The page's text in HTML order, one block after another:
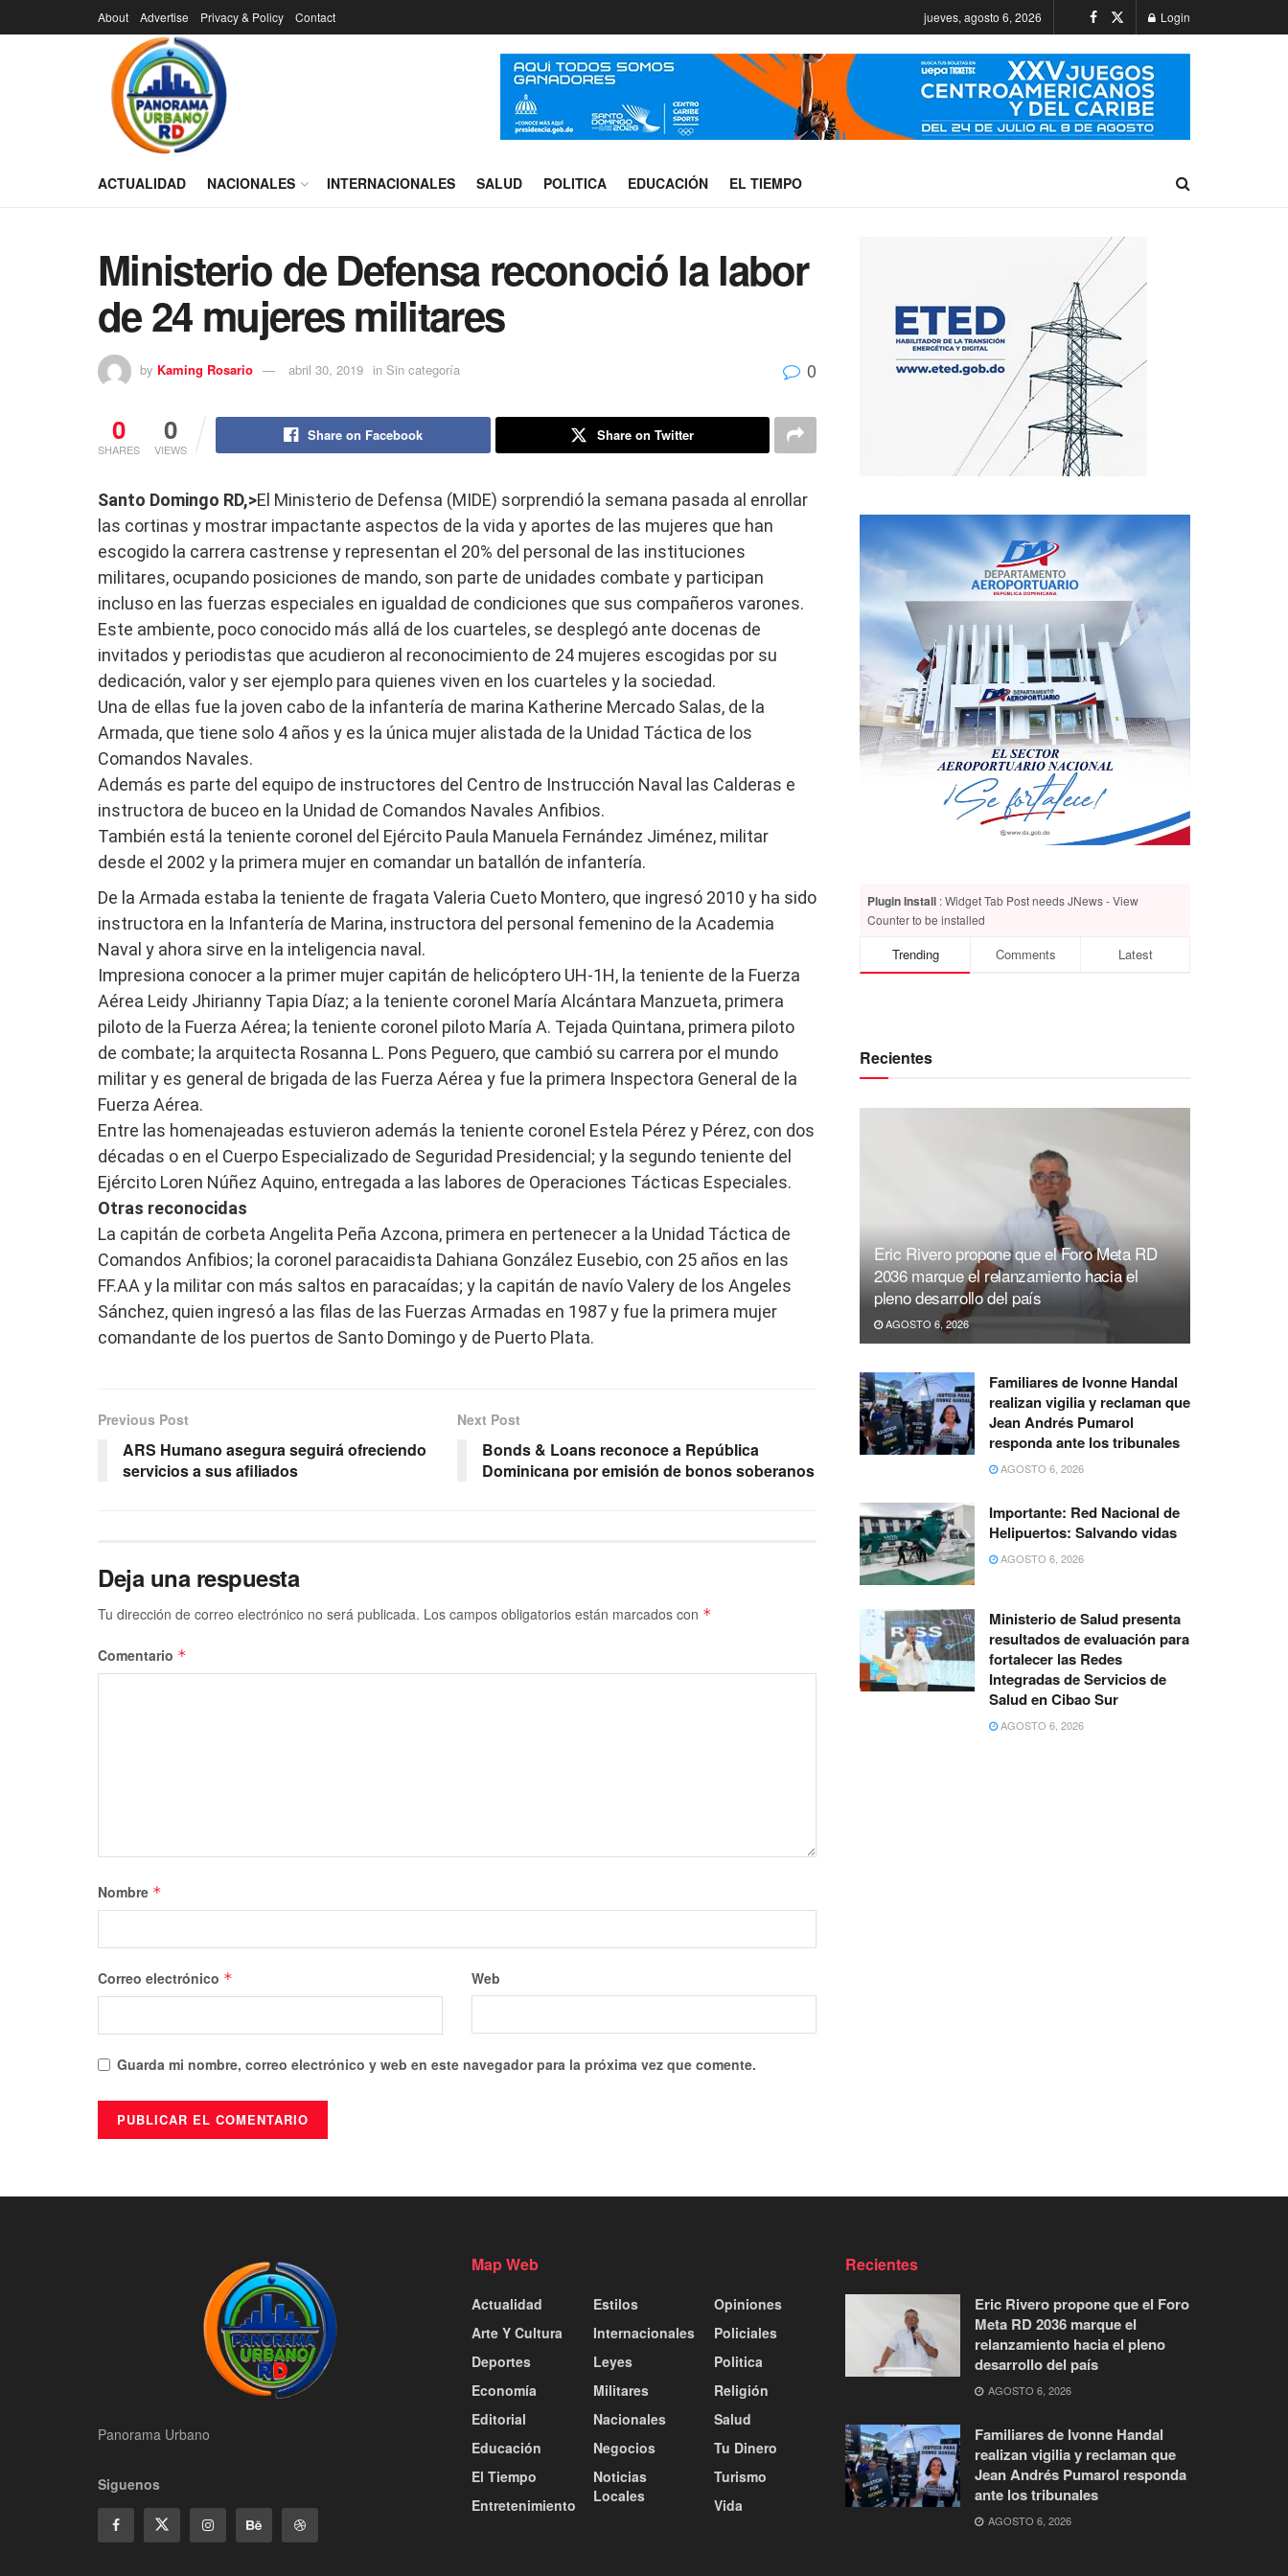
About Advertise Privacy & Policy Contact jueves, agosto 6, 2026 Login
ACTUALIDAD NACIONALES INTERNACIONALES SALUD POLITICA EDUCACIÓN EL TIEMPO
Ministerio de Defensa reconoció la labor
de 24 mujeres militares
by Kaming Rosario abril 30, 2019 in Sin categoría 0
0
SHARES
0
VIEWS
Share on Facebook Share on Twitter
Santo Domingo RD,>El Ministerio de Defensa (MIDE) sorprendió la semana pasada al enrollar
las cortinas y mostrar impactante aspectos de la vida y aportes de las mujeres que han
escogido la carrera castrense y representan el 20% del personal de las instituciones
militares, ocupando posiciones de mando, son parte de unidades combate y participan
incluso en las fuerzas especiales en igualdad de condiciones que sus compañeros varones.
Este ambiente, poco conocido más allá de los cuarteles, se desplegó ante docenas de
invitados y periodistas que acudieron al reconocimiento de 24 mujeres escogidas por su
dedicación, valor y ser ejemplo para quienes viven en los cuarteles y la sociedad.
Una de ellas fue la joven cabo de la infantería de marina Katherine Mercado Salas, de la
Armada, que tiene solo 4 años y es la única mujer alistada de la Unidad Táctica de los
Comandos Navales.
Además es parte del equipo de instructores del Centro de Instrucción Naval las Calderas e
instructora de buceo en la Unidad de Comandos Navales Anfibios.
También está la teniente coronel del Ejército Paula Manuela Fernández Jiménez, militar
desde el 2002 y la primera mujer en comandar un batallón de infantería.
De la Armada estaba la teniente de fragata Valeria Cueto Montero, que ingresó 2010 y ha sido
instructora en la Infantería de Marina, instructora del personal femenino de la Academia
Naval y ahora sirve en la inteligencia naval.
Impresiona conocer a la primer mujer capitán de helicóptero UH-1H, la teniente de la Fuerza
Aérea Leidy Jhirianny Tapia Díaz; a la teniente coronel María Alcántara Manzueta, primera
piloto de la Fuerza Aérea; la teniente coronel piloto María A. Tejada Quintana, primera piloto
de combate; la arquitecta Rosanna L. Pons Peguero, que cambió su carrera por el mundo
militar y es general de brigada de las Fuerza Aérea y fue la primera Inspectora General de la
Fuerza Aérea.
Entre las homenajeadas estuvieron además la teniente coronel Estela Pérez y Pérez, con dos
décadas o en el Cuerpo Especializado de Seguridad Presidencial; y la segundo teniente del
Ejército Loren Núñez Aquino, entregada a las labores de Operaciones Tácticas Especiales.
Otras reconocidas
La capitán de corbeta Angelita Peña Azcona, primera en pertenecer a la Unidad Táctica de
Comandos Anfibios; la coronel paracaidista Dahiana González Eusebio, con 25 años en las
FF.AA y la militar con más saltos en paracaídas; y la capitán de navío Valery de los Angeles
Sánchez, quien ingresó a las filas de las Fuerzas Armadas en 1987 y fue la primera mujer
comandante de los puertos de Santo Domingo y de Puerto Plata.
Previous Post
ARS Humano asegura seguirá ofreciendo
servicios a sus afiliados
Next Post
Bonds & Loans reconoce a República
Dominicana por emisión de bonos soberanos
Deja una respuesta
Tu dirección de correo electrónico no será publicada. Los campos obligatorios están marcados con *
Comentario *
Nombre *
Correo electrónico * Web
Guarda mi nombre, correo electrónico y web en este navegador para la próxima vez que comente.
Plugin Install : Widget Tab Post needs JNews - View
Counter to be installed
Trending Comments Latest
Recientes
Eric Rivero propone que el Foro Meta RD
2036 marque el relanzamiento hacia el
pleno desarrollo del país
AGOSTO 6, 2026
Familiares de Ivonne Handal
realizan vigilia y reclaman que
Jean Andrés Pumarol
responda ante los tribunales
AGOSTO 6, 2026
Importante: Red Nacional de
Helipuertos: Salvando vidas
AGOSTO 6, 2026
Ministerio de Salud presenta
resultados de evaluación para
fortalecer las Redes
Integradas de Servicios de
Salud en Cibao Sur
AGOSTO 6, 2026
Panorama Urbano
Siguenos
Map Web
Actualidad
Arte Y Cultura
Deportes
Economía
Editorial
Educación
El Tiempo
Entretenimiento
Estilos
Internacionales
Leyes
Militares
Nacionales
Negocios
Noticias
Locales
Opiniones
Policiales
Politica
Religión
Salud
Tu Dinero
Turismo
Vida
Recientes
Eric Rivero propone que el Foro
Meta RD 2036 marque el
relanzamiento hacia el pleno
desarrollo del país
AGOSTO 6, 2026
Familiares de Ivonne Handal
realizan vigilia y reclaman que
Jean Andrés Pumarol responda
ante los tribunales
AGOSTO 6, 2026